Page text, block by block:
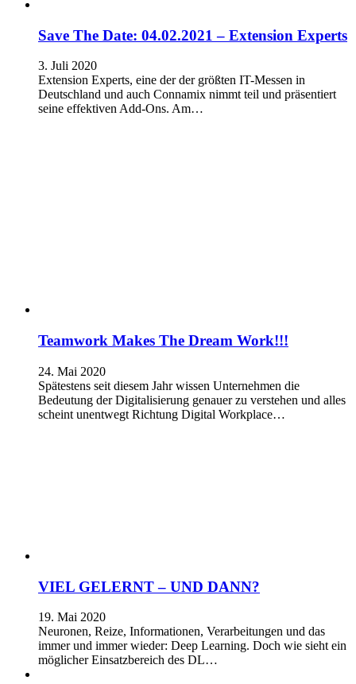
Save The Date: 04.02.2021 – Extension Experts
3. Juli 2020
Extension Experts, eine der der größten IT-Messen in
Deutschland und auch Connamix nimmt teil und präsentiert
seine effektiven Add-Ons. Am…
Teamwork Makes The Dream Work!!!
24. Mai 2020
Spätestens seit diesem Jahr wissen Unternehmen die
Bedeutung der Digitalisierung genauer zu verstehen und alles
scheint unentwegt Richtung Digital Workplace…
VIEL GELERNT – UND DANN?
19. Mai 2020
Neuronen, Reize, Informationen, Verarbeitungen und das
immer und immer wieder: Deep Learning. Doch wie sieht ein
möglicher Einsatzbereich des DL…